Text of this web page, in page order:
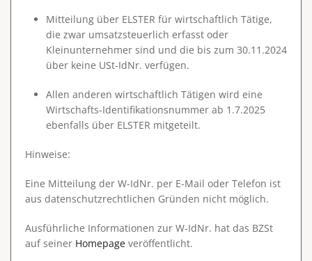
Mitteilung über ELSTER für wirtschaftlich Tätige,
die zwar umsatzsteuerlich erfasst oder
Kleinunternehmer sind und die bis zum 30.11.2024
über keine USt-IdNr. verfügen.
Allen anderen wirtschaftlich Tätigen wird eine
Wirtschafts-Identifikationsnummer ab 1.7.2025
ebenfalls über ELSTER mitgeteilt.
Hinweise:
Eine Mitteilung der W-IdNr. per E-Mail oder Telefon ist
aus datenschutzrechtlichen Gründen nicht möglich.
Ausführliche Informationen zur W-IdNr. hat das BZSt
auf seiner Homepage veröffentlicht.